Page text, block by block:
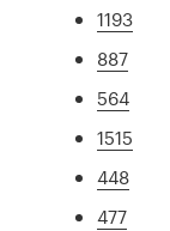
1193
887
564
1515
448
477